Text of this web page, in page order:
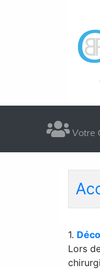
Votre
1.
Lors